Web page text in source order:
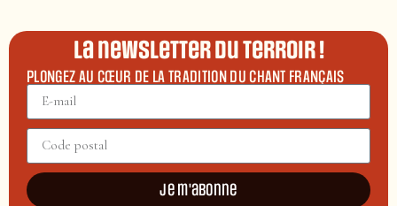
La newsletter du terroir !
PLONGEZ AU CŒUR DE LA TRADITION DU CHANT FRANÇAIS
Je m'abonne